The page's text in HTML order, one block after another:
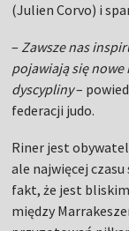
(Julien Corvo) i
–Zawsze nas
pojawiają się
dyscypliny–
federacji judo.
Riner jest
ale najwięcej
fakt, że jest
między